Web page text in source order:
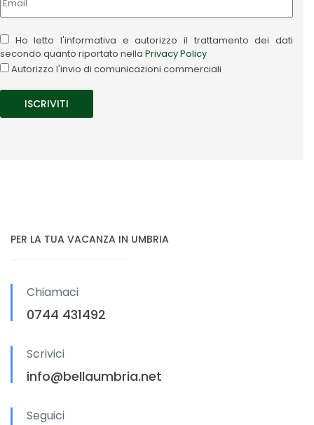
Ho letto l'informativa e autorizzo il trattamento dei dati
secondo quanto riportato nella Privacy Policy
Autorizzo l'invio di comunicazioni commerciali
PER LA TUA VACANZA IN UMBRIA
Chiamaci
0744 431492
Scrivici
info@bellaumbria.net
Seguici